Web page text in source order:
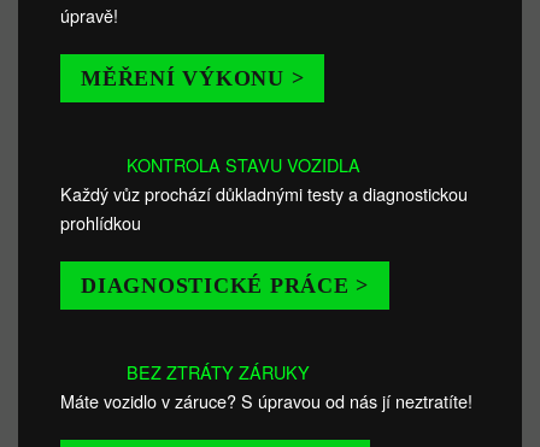
úpravě!
MĚŘENÍ VÝKONU >
KONTROLA STAVU VOZIDLA
Každý vůz prochází důkladnými testy a diagnostickou
prohlídkou
DIAGNOSTICKÉ PRÁCE >
BEZ ZTRÁTY ZÁRUKY
Máte vozidlo v záruce? S úpravou od nás jí neztratíte!